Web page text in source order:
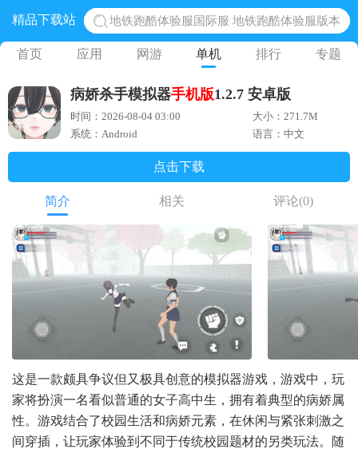
精品下载站
地铁跑酷体验服国际服 地铁跑酷体验服版本
网易光遇手游正版 点亮星空共庆周年
黎明觉醒生机腾讯正版 黎明觉醒生机国际服
蛋仔派对下载 蛋仔派对体验服
奥特曼王者传奇 正版奥特曼游戏
首页 应用 网游 单机 排行 专题
病娇杀手模拟器手机版1.2.7 安卓版
时间：2026-08-04 03:00
大小：271.7M
系统：Android
语言：中文
点击下载
简介 相关 评论(0)
这是一款颇具争议但又极具创意的模拟器游戏，游戏中，玩
家将扮演一名看似普通的女子高中生，拥有着典型的病娇属
性。游戏结合了校园生活和病娇元素，在休闲与紧张刺激之
间穿插，让玩家体验到不同于传统校园题材的另类玩法。随